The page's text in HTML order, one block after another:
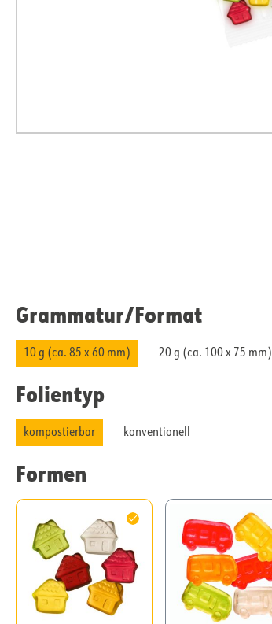
Grammatur/​Format
10 g (ca. 85 x 60 mm) 20 g (ca. 100 x 75 mm)
Folientyp
kompostierbar konventionell
Formen